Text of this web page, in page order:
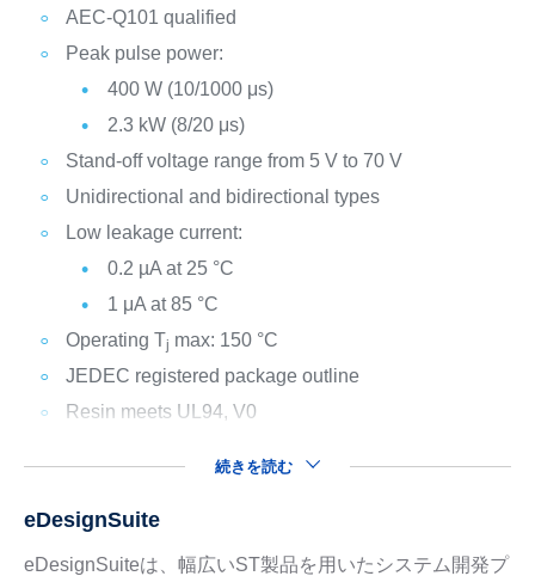
AEC-Q101 qualified
Peak pulse power:
400 W (10/1000 μs)
2.3 kW (8/20 μs)
Stand-off voltage range from 5 V to 70 V
Unidirectional and bidirectional types
Low leakage current:
0.2 µA at 25 °C
1 μA at 85 °C
Operating Tj max: 150 °C
JEDEC registered package outline
Resin meets UL94, V0
続きを読む
eDesignSuite
eDesignSuiteは、幅広いST製品を用いたシステム開発プ